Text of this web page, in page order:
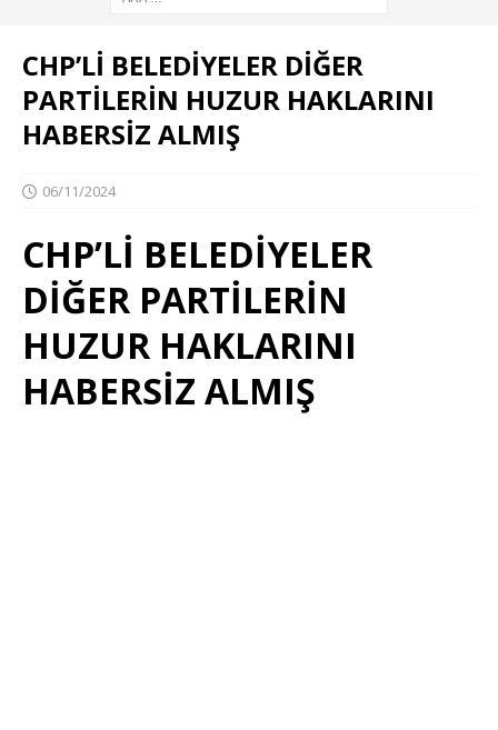
CHP’Lİ BELEDİYELER DİĞER
PARTİLERİN HUZUR HAKLARINI
HABERSİZ ALMIŞ
06/11/2024
CHP’Lİ BELEDİYELER
DİĞER PARTİLERİN
HUZUR HAKLARINI
HABERSİZ ALMIŞ